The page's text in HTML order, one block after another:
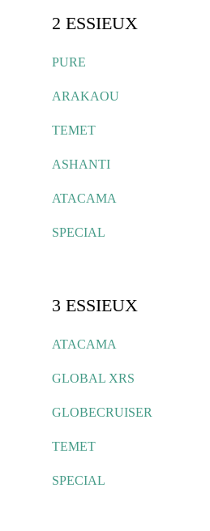
2 ESSIEUX
PURE
ARAKAOU
TEMET
ASHANTI
ATACAMA
SPECIAL
3 ESSIEUX
ATACAMA
GLOBAL XRS
GLOBECRUISER
TEMET
SPECIAL